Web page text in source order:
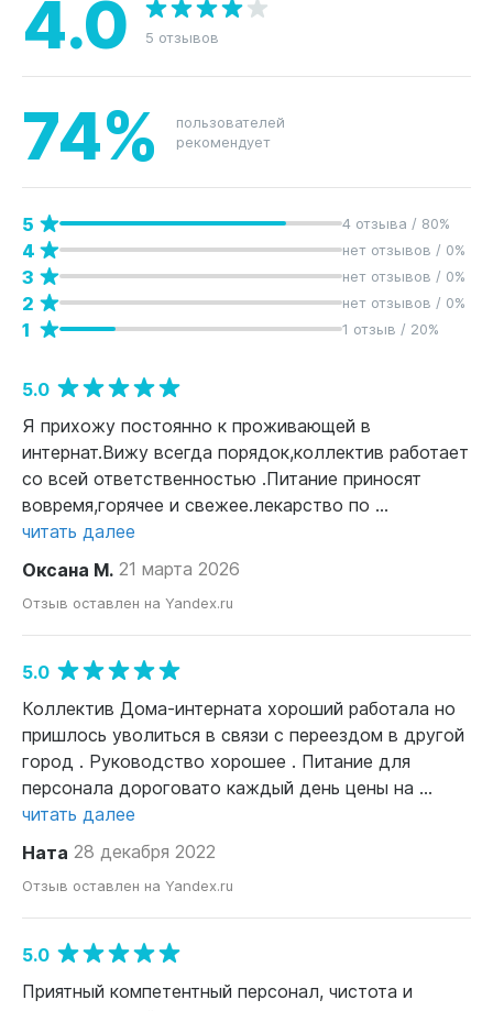
4.0 5 отзывов
74%
пользователей
рекомендует
5 4 отзыва / 80%
4 нет отзывов / 0%
3 нет отзывов / 0%
2 нет отзывов / 0%
1 1 отзыв / 20%
5.0
Я прихожу постоянно к проживающей в
интернат.Вижу всегда порядок,коллектив работает
со всей ответственностью .Питание приносят
вовремя,горячее и свежее.лекарство по ...
читать далее
Оксана М. 21 марта 2026
Отзыв оставлен на Yandex.ru
5.0
Коллектив Дома-интерната хороший работала но
пришлось уволиться в связи с переездом в другой
город . Руководство хорошее . Питание для
персонала дороговато каждый день цены на ...
читать далее
Ната 28 декабря 2022
Отзыв оставлен на Yandex.ru
5.0
Приятный компетентный персонал, чистота и